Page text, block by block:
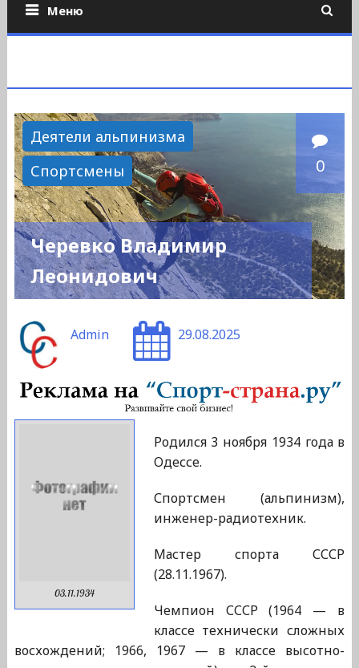
Меню
Деятели альпинизма
Спортсмены
0
Черевко Владимир
Леонидович
Admin 29.08.2025
03.11.1934
Родился 3 ноября 1934 года в
Одессе.
Спортсмен (альпинизм),
инженер-радиотехник.
Мастер спорта СССР
(28.11.1967).
Чемпион СССР (1964 — в
классе технически сложных
восхождений; 1966, 1967 — в классе высотно-